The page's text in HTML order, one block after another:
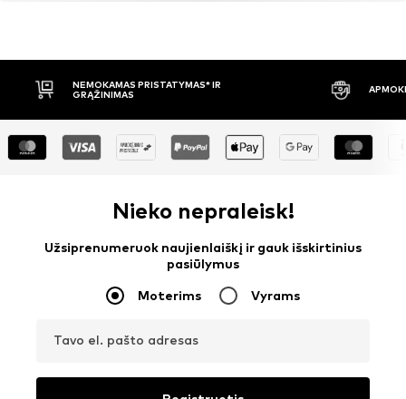
NEMOKAMAS PRISTATYMAS* IR
GRĄŽINIMAS
Nieko nepraleisk!
Užsiprenumeruok naujienlaiškį ir gauk išskirtinius
pasiūlymus
Moterims Vyrams
Tavo el. pašto adresas